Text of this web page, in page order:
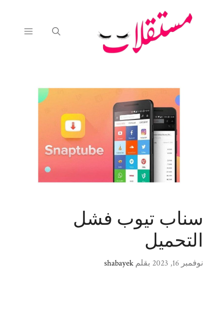
القائمة
سناب تيوب فشل
التحميل
نوفمبر 16, 2023 بقلمshabayek